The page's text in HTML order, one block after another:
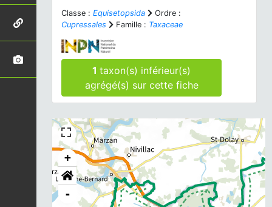
Classe : Equisetopsida
Ordre :
Cupressales
Famille : Taxaceae
1taxon(s) inférieur(s)
agrégé(s) sur cette fiche
+
-